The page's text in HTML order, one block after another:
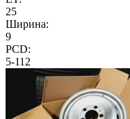
25
Ширина:
9
PCD:
5-112